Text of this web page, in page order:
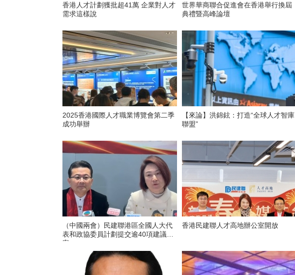
香港人才計劃獲批超41萬 企業對人才
需求這樣說
世界華商聯合促進會在香港舉行換屆
典禮暨高峰論壇
2025香港國際人才職業博覽會第二季
成功舉辦
【來論】洪錦鉉：打造“全球人才智庫
聯盟”
（中國兩會）民建聯港區全國人大代
表和政協委員計劃提交逾40項建議提
案
香港民建聯人才高地辦公室開放